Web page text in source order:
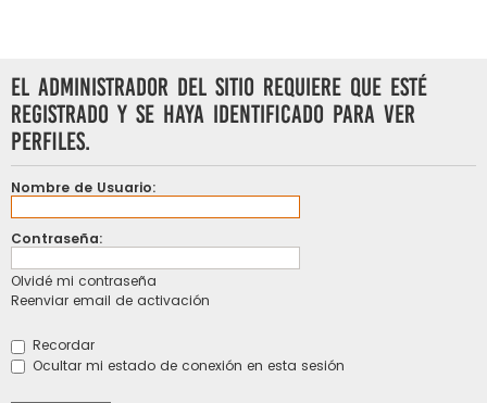
El administrador del sitio requiere que esté
registrado y se haya identificado para ver
perfiles.
Nombre de Usuario:
Contraseña:
Olvidé mi contraseña
Reenviar email de activación
Recordar
Ocultar mi estado de conexión en esta sesión